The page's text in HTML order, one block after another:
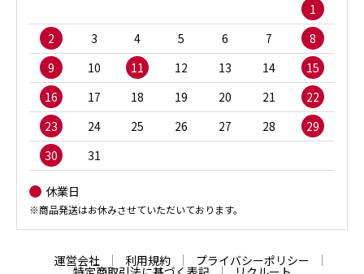
1
2
3 4 5 6 7
8
9
10 11 12 13 14
15
16
17 18 19 20 21
22
23
24 25 26 27 28
29
30
31
休業日
※商品発送はお休みさせていただいております。
運営会社 利用規約 プライバシーポリシー